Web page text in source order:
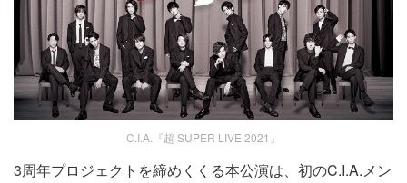
C.I.A.『超 SUPER LIVE 2021』
3周年プロジェクトを締めくくる本公演は、初のC.I.A.メン